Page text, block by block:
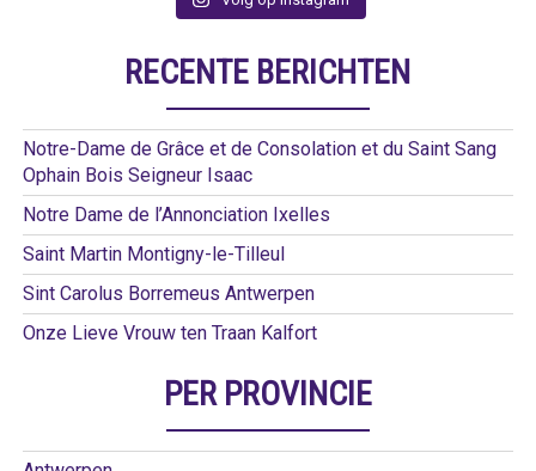
RECENTE BERICHTEN
Notre-Dame de Grâce et de Consolation et du Saint Sang
Ophain Bois Seigneur Isaac
Notre Dame de l’Annonciation Ixelles
Saint Martin Montigny-le-Tilleul
Sint Carolus Borremeus Antwerpen
Onze Lieve Vrouw ten Traan Kalfort
PER PROVINCIE